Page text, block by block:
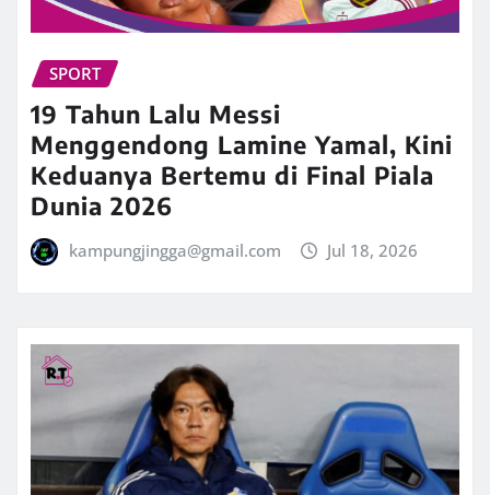
SPORT
19 Tahun Lalu Messi
Menggendong Lamine Yamal, Kini
Keduanya Bertemu di Final Piala
Dunia 2026
kampungjingga@gmail.com Jul 18, 2026